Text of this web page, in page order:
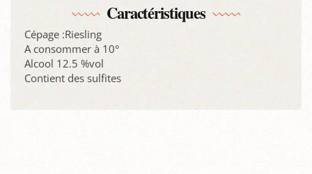
Caractéristiques
Cépage :Riesling
A consommer à 10°
Alcool 12.5 %vol
Contient des sulfites